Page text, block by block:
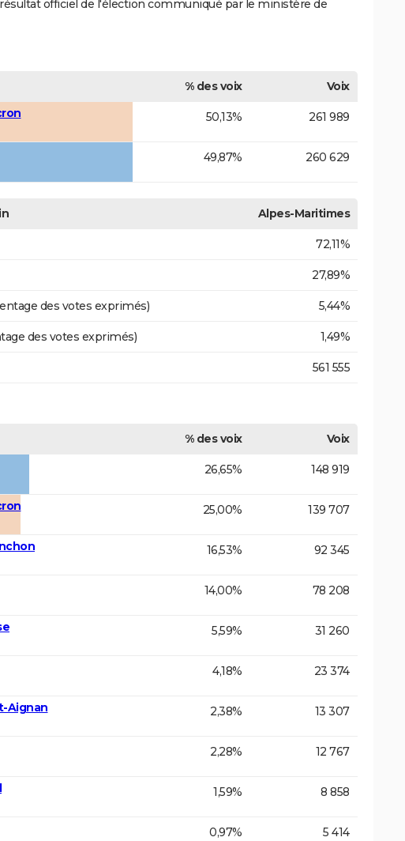
officiel de l'élection communiqué par le ministère de
% des voix
Voix
50,13% 261 989
49,87% 260 629
Alpes-Maritimes
72,11%
27,89%
des votes exprimés) 5,44%
des votes exprimés) 1,49%
561 555
% des voix
Voix
26,65% 148 919
25,00% 139 707
16,53% 92 345
14,00% 78 208
5,59% 31 260
4,18% 23 374
Aignan 2,38% 13 307
2,28% 12 767
1,59% 8 858
0,97% 5 414